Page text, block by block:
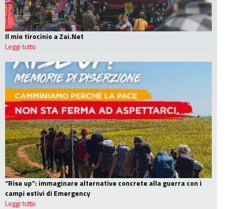
Il mio tirocinio a Zai.Net
Leggi tutto
“Rise up”: immaginare alternative concrete alla guerra con i
campi estivi di Emergency
Leggi tutto